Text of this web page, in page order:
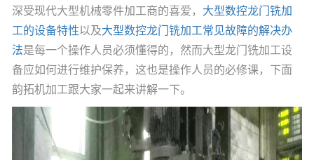
深受现代大型机械零件加工商的喜爱 ， 大型数控龙门铣加
工的设备特性以及大型数控龙门铣加工常见故障的解决办
法是每一个操作人员必须懂得的，然而大型龙门铣加工设
备应如何进行维护保养，这也是操作人员的必修课，下面
韵拓机加工跟大家一起来讲解一下。